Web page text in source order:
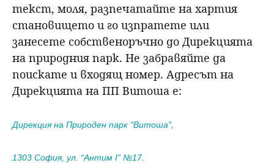
текст, моля, разпечатайте на хартия
становището и го изпратете или
занесете собственоръчно до Дирекцията
на природния парк. Не забравяйте да
поискате и входящ номер. Адресът на
Дирекцията на ПП Витоша е:
Дирекция на Природен парк "Витоша",
1303 София, ул. “Антим І” №17.